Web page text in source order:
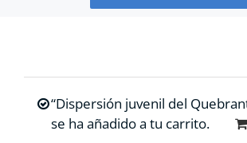
COLABORA
“Dispersión juvenil del
se ha añadido a tu carrito.